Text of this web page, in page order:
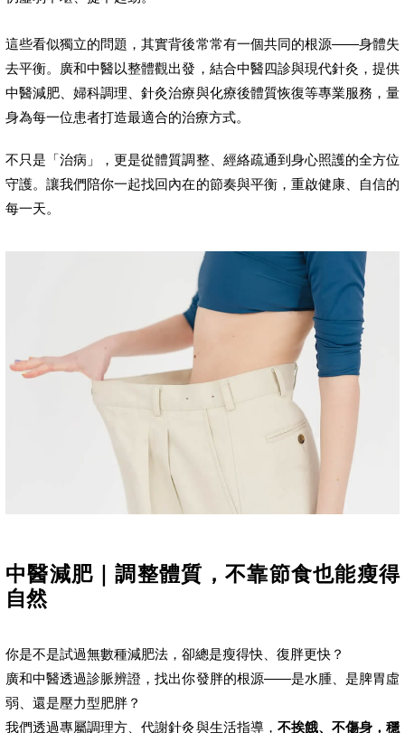
這些看似獨立的問題，其實背後常常有一個共同的根源——身體失
去平衡。廣和中醫以整體觀出發，結合中醫四診與現代針灸，提供
中醫減肥、婦科調理、針灸治療與化療後體質恢復等專業服務，量
身為每一位患者打造最適合的治療方式。
不只是「治病」，更是從體質調整、經絡疏通到身心照護的全方位
守護。讓我們陪你一起找回內在的節奏與平衡，重啟健康、自信的
每一天。
中醫減肥｜調整體質，不靠節食也能瘦得
自然
你是不是試過無數種減肥法，卻總是瘦得快、復胖更快？
廣和中醫透過診脈辨證，找出你發胖的根源——是水腫、是脾胃虛
弱、還是壓力型肥胖？
我們透過專屬調理方、代謝針灸與生活指導， 不挨餓、不傷身，穩